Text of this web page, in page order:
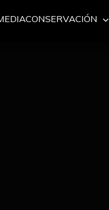
CONSERVACIÓN